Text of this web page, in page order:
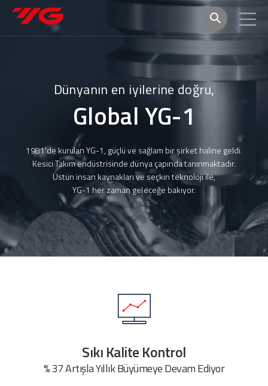
Dünyanın en iyilerine doğru,
Global YG-1
1981'de kurulan YG-1, güçlü ve sağlam bir şirket haline geldi.
Kesici Takım endüstrisinde dünya çapında tanınmaktadır.
Üstün insan kaynakları ve seçkin teknoloji ile,
YG-1 her zaman geleceğe bakıyor.
Sıkı Kalite Kontrol
% 37 Artışla Yıllık Büyümeye Devam Ediyor